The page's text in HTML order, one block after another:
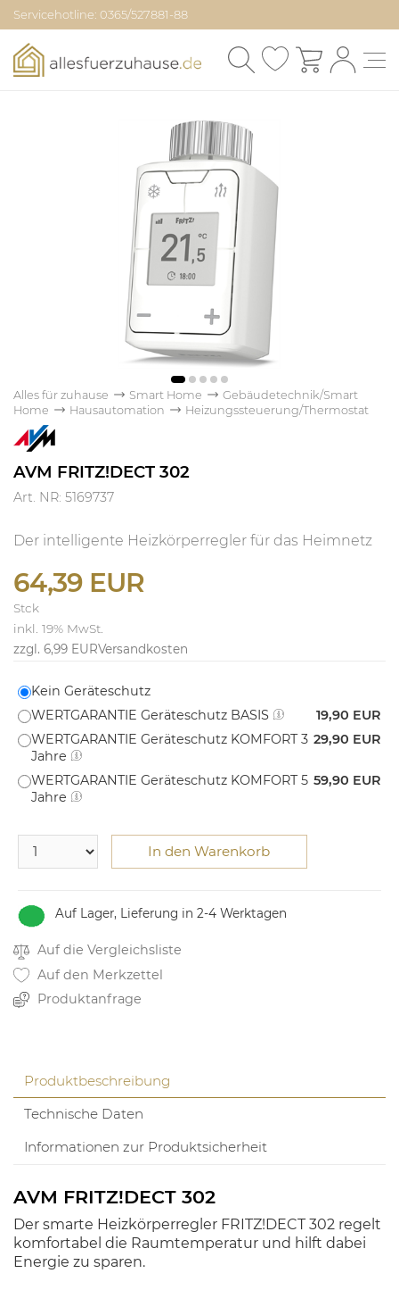
Servicehotline: 0365/527881-88
Alles für zuhause Smart Home
Gebäudetechnik/Smart
Home
Hausautomation Heizungssteuerung/Thermostat
AVM FRITZ!DECT 302
Art. NR: 5169737
Der intelligente Heizkörperregler für das Heimnetz
64,39 EUR
Stck
inkl. 19% MwSt.
zzgl. 6,99 EURVersandkosten
Auf Lager, Lieferung in 2-4 Werktagen
Kein Geräteschutz
WERTGARANTIE Geräteschutz BASIS
19,90 EUR
WERTGARANTIE Geräteschutz KOMFORT 3
Jahre
29,90 EUR
WERTGARANTIE Geräteschutz KOMFORT 5
Jahre
59,90 EUR
In den Warenkorb
Auf die Vergleichsliste
Auf den Merkzettel
Produktanfrage
Produktbeschreibung
Technische Daten
Informationen zur Produktsicherheit
AVM FRITZ!DECT 302
Der smarte Heizkörperregler FRITZ!DECT 302 regelt
komfortabel die Raumtemperatur und hilft dabei
Energie zu sparen.